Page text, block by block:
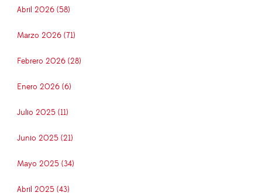
Abril 2026 (58)
Marzo 2026 (71)
Febrero 2026 (28)
Enero 2026 (6)
Julio 2025 (11)
Junio 2025 (21)
Mayo 2025 (34)
Abril 2025 (43)